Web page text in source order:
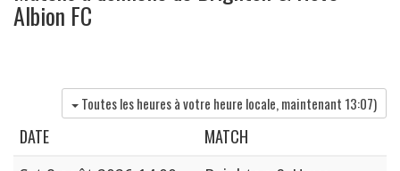
Albion FC
Toutes les heures à votre heure locale, maintenant 13:07)
DATE MATCH